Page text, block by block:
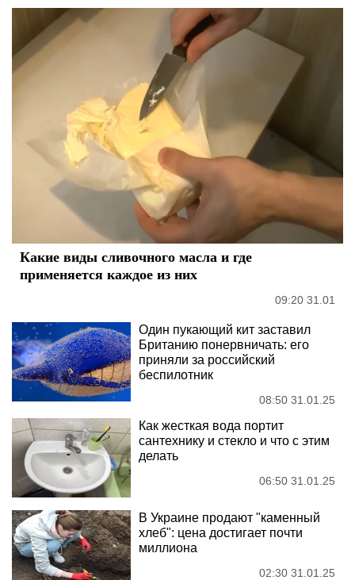
Какие виды сливочного масла и где
применяется каждое из них
09:20 31.01
Один пукающий кит заставил
Британию понервничать: его
приняли за российский
беспилотник
08:50 31.01.25
Как жесткая вода портит
сантехнику и стекло и что с этим
делать
06:50 31.01.25
В Украине продают "каменный
хлеб": цена достигает почти
миллиона
02:30 31.01.25